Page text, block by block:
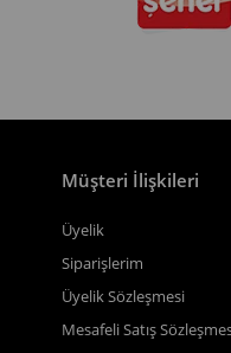
Müşteri İlişkileri
Üyelik
Siparişlerim
Üyelik Sözleşmesi
Mesafeli Satış